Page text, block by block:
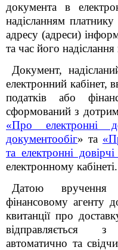
документа в
надісланням
адресу (адреси)
та час його
Документ,
електронний кабінет,
податків або
сформований з
«Про електронні
документообіг» та
та електронні
електронному кабінеті.
Датою вручення
фінансовому агенту
квитанції про
відправляється
автоматично та